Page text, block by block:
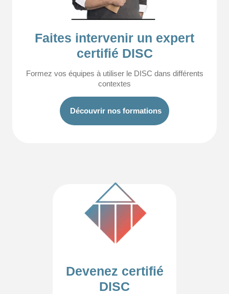
Faites intervenir un expert
certifié DISC
Formez vos équipes à utiliser le DISC dans différents
contextes
Découvrir nos formations
Devenez certifié
DISC